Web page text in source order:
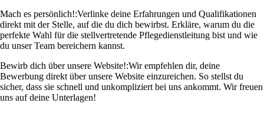
Mach es persönlich!:Verlinke deine Erfahrungen und Qualifikationen
direkt mit der Stelle, auf die du dich bewirbst. Erkläre, warum du die
perfekte Wahl für die stellvertretende Pflegedienstleitung bist und wie
du unser Team bereichern kannst.
Bewirb dich über unsere Website!:Wir empfehlen dir, deine
Bewerbung direkt über unsere Website einzureichen. So stellst du
sicher, dass sie schnell und unkompliziert bei uns ankommt. Wir freuen
uns auf deine Unterlagen!